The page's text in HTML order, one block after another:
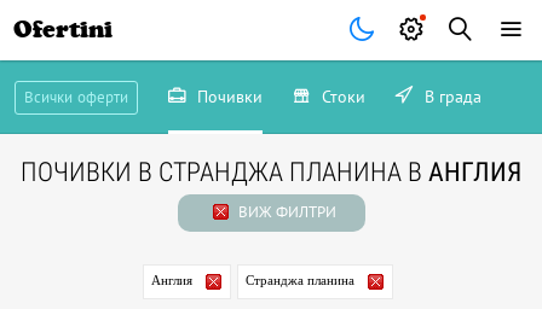
Ofertini
Всички оферти Почивки Стоки В града
ПОЧИВКИ В СТРАНДЖА ПЛАНИНА В АНГЛИЯ
ВИЖ ФИЛТРИ
Англия Странджа планина